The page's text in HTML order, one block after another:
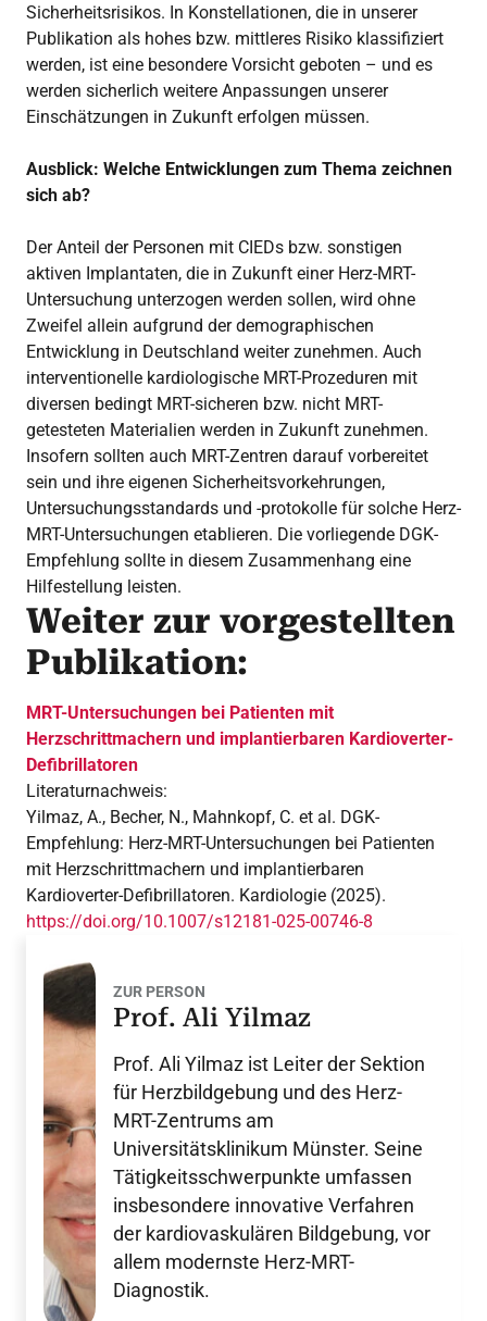
Sicherheitsrisikos. In Konstellationen, die in unserer
Publikation als hohes bzw. mittleres Risiko klassifiziert
werden, ist eine besondere Vorsicht geboten – und es
werden sicherlich weitere Anpassungen unserer
Einschätzungen in Zukunft erfolgen müssen.
Ausblick: Welche Entwicklungen zum Thema zeichnen
sich ab?
Der Anteil der Personen mit CIEDs bzw. sonstigen
aktiven Implantaten, die in Zukunft einer Herz-MRT-
Untersuchung unterzogen werden sollen, wird ohne
Zweifel allein aufgrund der demographischen
Entwicklung in Deutschland weiter zunehmen. Auch
interventionelle kardiologische MRT-Prozeduren mit
diversen bedingt MRT-sicheren bzw. nicht MRT-
getesteten Materialien werden in Zukunft zunehmen.
Insofern sollten auch MRT-Zentren darauf vorbereitet
sein und ihre eigenen Sicherheitsvorkehrungen,
Untersuchungsstandards und -protokolle für solche Herz-
MRT-Untersuchungen etablieren. Die vorliegende DGK-
Empfehlung sollte in diesem Zusammenhang eine
Hilfestellung leisten.
Weiter zur vorgestellten
Publikation:
MRT-Untersuchungen bei Patienten mit
Herzschrittmachern und implantierbaren Kardioverter-
Defibrillatoren
Literaturnachweis:
Yilmaz, A., Becher, N., Mahnkopf, C. et al. DGK-
Empfehlung: Herz-MRT-Untersuchungen bei Patienten
mit Herzschrittmachern und implantierbaren
Kardioverter-Defibrillatoren. Kardiologie (2025).
https://doi.org/10.1007/s12181-025-00746-8
ZUR PERSON
Prof. Ali Yilmaz
Prof. Ali Yilmaz ist Leiter der Sektion
für Herzbildgebung und des Herz-
MRT-Zentrums am
Universitätsklinikum Münster. Seine
Tätigkeitsschwerpunkte umfassen
insbesondere innovative Verfahren
der kardiovaskulären Bildgebung, vor
allem modernste Herz-MRT-
Diagnostik.